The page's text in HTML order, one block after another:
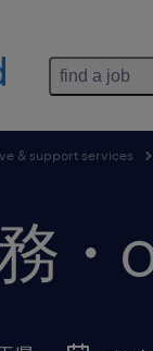
find a job
& support services
・